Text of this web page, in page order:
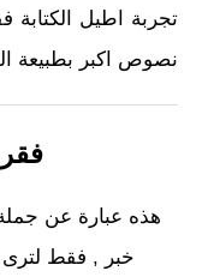
تجربة اطيل الكتابة
نصوص اكبر بطبيعة
هذه عبارة عن جملة
خبر , فقط